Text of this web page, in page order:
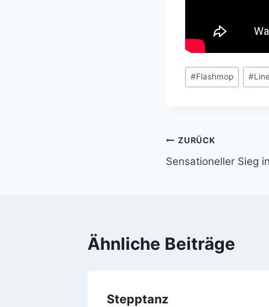
Schlagworte:
#Flashmop #
ZURÜCK
Sensationeller Sieg
Ähnliche Beiträge
Stepptanz